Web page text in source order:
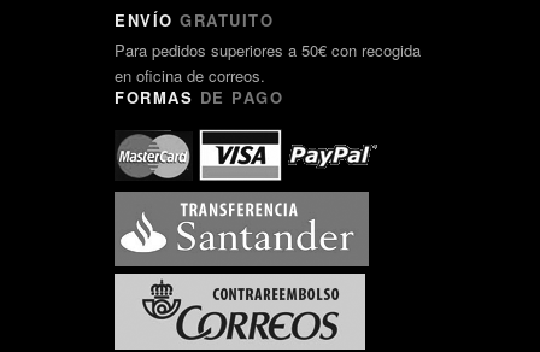
ENVÍO GRATUITO
Para pedidos superiores a 50€ con recogida
en oficina de correos.
FORMAS DE PAGO